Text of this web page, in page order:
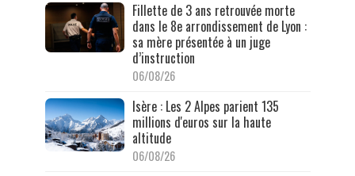
Fillette de 3 ans retrouvée morte
dans le 8e arrondissement de Lyon :
sa mère présentée à un juge
d’instruction
06/08/26
Isère : Les 2 Alpes parient 135
millions d'euros sur la haute
altitude
06/08/26